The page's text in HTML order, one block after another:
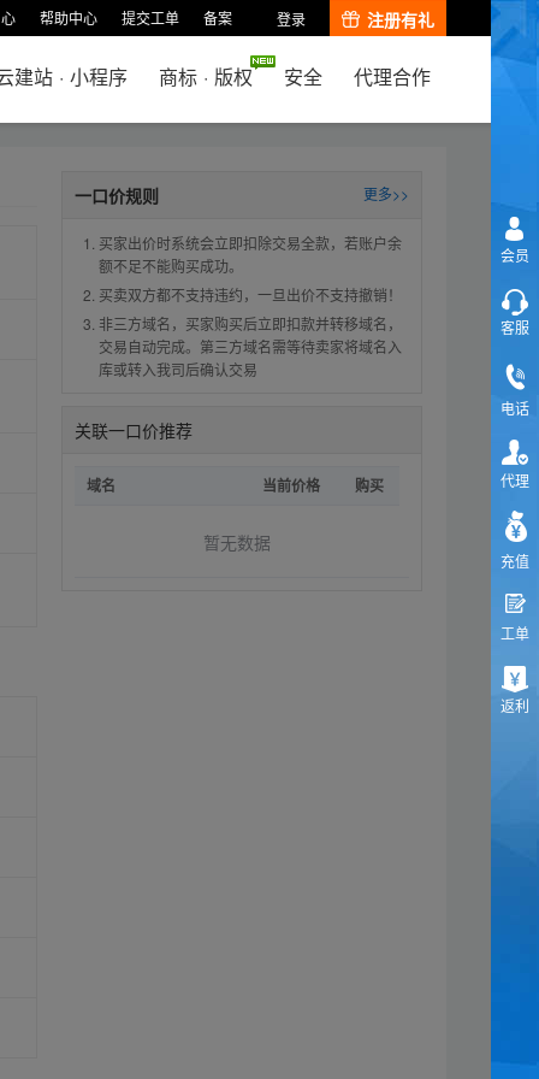
帮助中心 提交工单 备案 登录 注册有礼
建站 · 小程序 商标 · 版权 安全 代理合作
一口价规则 更多>>
买家出价时系统会立即扣除交易全款，若账户余
额不足不能购买成功。
买卖双方都不支持违约，一旦出价不支持撤销！
非三方域名，买家购买后立即扣款并转移域名，
交易自动完成。第三方域名需等待卖家将域名入
库或转入我司后确认交易
关联一口价推荐
域名 当前价格 购买
暂无数据
会员
客服
电话
代理
充值
工单
返利